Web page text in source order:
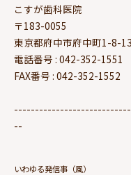
こすが歯科医院
〒183-0055
東京都府中市府中町1-8-
電話番号 : 042-352-1551
FAX番号 : 042-352-1552
--
いわゆる発信事（風）